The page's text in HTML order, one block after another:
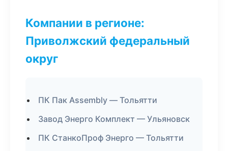
Компании в регионе:
Приволжский федеральный
округ
ПК Пак Assembly — Тольятти
Завод Энерго Комплект — Ульяновск
ПК СтанкоПроф Энерго — Тольятти